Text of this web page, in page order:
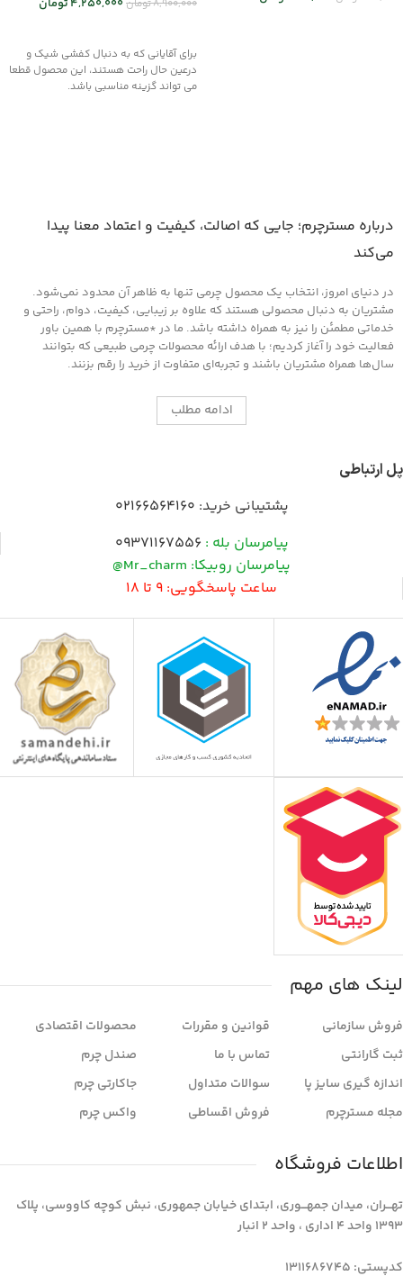
8,900,000تومان4,250,000تومان
برای آقایانی که به دنبال کفشی شیک و
درعین حال راحت هستند، این محصول قطعا
می تواند گزینه مناسبی باشد.
درباره مسترچرم؛ جایی که اصالت، کیفیت و اعتماد معنا پیدا
می‌کند
در دنیای امروز، انتخاب یک محصول چرمی تنها به ظاهر آن محدود نمی‌شود.
مشتریان به دنبال محصولی هستند که علاوه بر زیبایی، کیفیت، دوام، راحتی و
خدماتی مطمئن را نیز به همراه داشته باشد. ما در *مسترچرم با همین باور
فعالیت خود را آغاز کردیم؛ با هدف ارائه محصولات چرمی طبیعی که بتوانند
سال‌ها همراه مشتریان باشند و تجربه‌ای متفاوت از خرید را رقم بزنند.
ادامه مطلب
پل ارتباطی
پشتیبانی خرید: 02166564160
پیامرسان بله : 09371167556
پیامرسان روبیکا: Mr_charm@
ساعت پاسخگویی: 9 تا 18
لینک های مهم
فروش سازمانی
ثبت گارانتی
اندازه گیری سایز پا
مجله مسترچرم
قوانین و مقررات
تماس با ما
سوالات متداول
فروش اقساطی
محصولات اقتصادی
صندل چرم
جاکارتی چرم
واکس چرم
اطلاعات فروشگاه
تهـــران، میدان جمهـــوری، ابتدای خیابان جمهوری، نبش کوچه کاووسی، پلاک
1393 واحد 4 اداری ، واحد 2 انبار
کدپستی: 1311686745